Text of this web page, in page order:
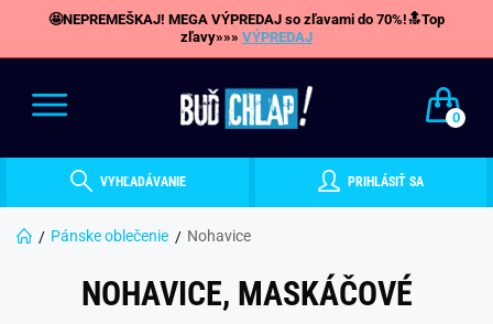
🤩NEPREMEŠKAJ! MEGA VÝPREDAJ so zľavami do 70%!🔝Top
zľavy»»» VÝPREDAJ
0
VYHĽADÁVANIE PRIHLÁSIŤ SA
Pánske oblečenie Nohavice
NOHAVICE, MASKÁČOVÉ